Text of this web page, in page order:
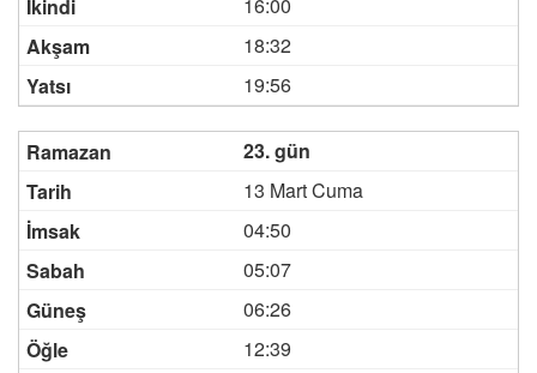
16:00
18:32
19:56
23. gün
13 Mart Cuma
04:50
05:07
06:26
12:39